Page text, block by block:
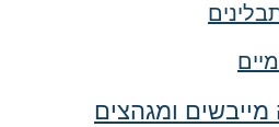
מייבשים ומגהצים